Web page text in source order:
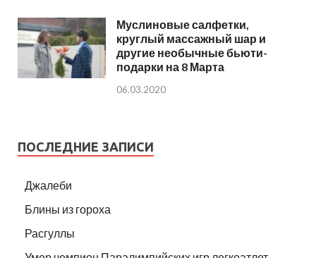
Муслиновые салфетки,
круглый массажный шар и
другие необычные бьюти-
подарки на 8 Марта
06.03.2020
ПОСЛЕДНИЕ ЗАПИСИ
Джалеби
Блины из гороха
Расгуллы